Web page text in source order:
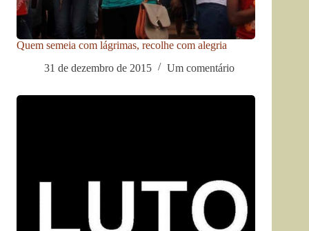
Quem semeia com lágrimas, recolhe com alegria
31 de dezembro de 2015
Um comentário